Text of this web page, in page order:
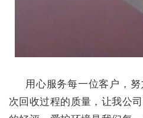
用心服务每一位客户，
次回收过程的质量，让我公